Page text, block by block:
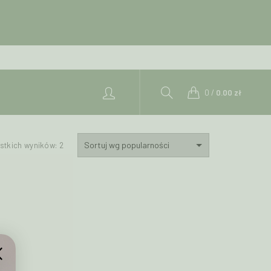
0 / 0.00 zł
wyników: 2 Posortowane
według